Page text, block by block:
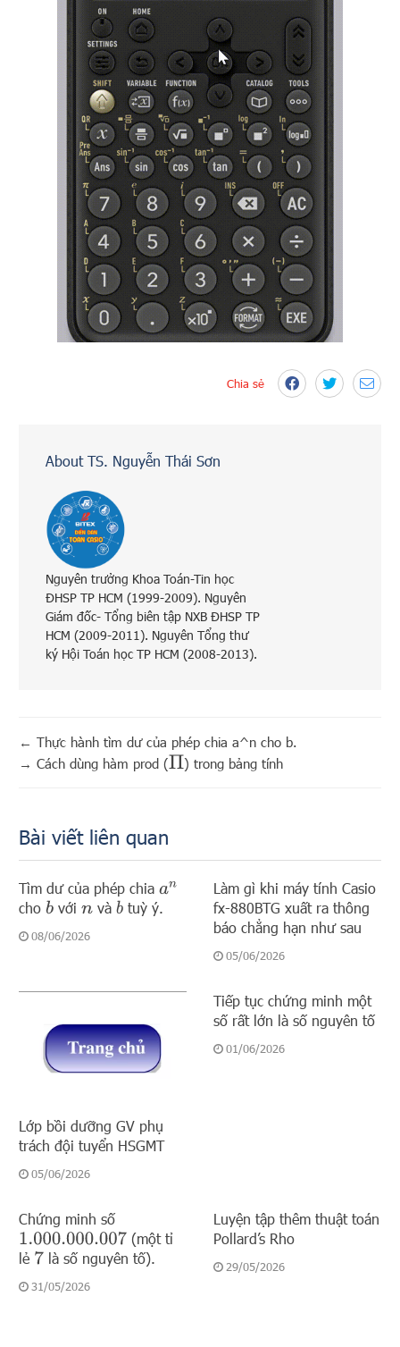
Chia sẻ
About TS. Nguyễn Thái Sơn
Nguyên trưởng Khoa Toán-Tin học
ĐHSP TP HCM (1999-2009). Nguyên
Giám đốc- Tổng biên tập NXB ĐHSP TP
HCM (2009-2011). Nguyên Tổng thư
ký Hội Toán học TP HCM (2008-2013).
← Thực hành tìm dư của phép chia a^n cho b.
→ Cách dùng hàm prod ( ) trong bảng tính
Bài viết liên quan
Tìm dư của phép chiaan
chob vớinvà b tuỳ ý.
08/06/2026
Làm gì khi máy tính Casio
fx-880BTG xuất ra thông
báo chẳng hạn như sau
05/06/2026
Lớp bồi dưỡng GV phụ
trách đội tuyển HSGMT
05/06/2026
Tiếp tục chứng minh một
số rất lớn là số nguyên tố
01/06/2026
Chứng minh số
1.000.000.007
(một tỉ
lẻ 7là số nguyên tố).
31/05/2026
Luyện tập thêm thuật toán
Pollard’s Rho
29/05/2026